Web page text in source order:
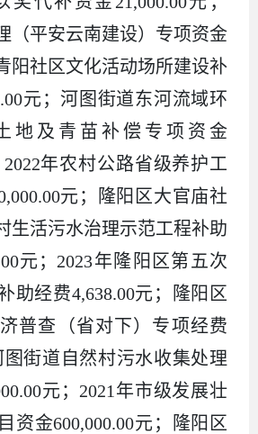
（平安云南建设）专项资金
阳社区文化活动场所建设补
元；河图街道东河流域环
地及青苗补偿专项资金
2022年农村公路省级养护工
元；隆阳区大官庙社
生活污水治理示范工程补助
元；2023年隆阳区第五次
助经费4,638.00元；隆阳区
普查（省对下）专项经费
图街道自然村污水收集处理
元；2021年市级发展壮
资金600,000.00元；隆阳区